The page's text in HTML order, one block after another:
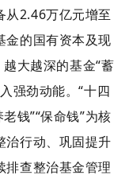
从2.46万亿元增至
金的国有资本及现
大越深的基金“蓄
强劲动能。“十四
钱”“保命钱”为核
治行动、巩固提升
排查整治基金管理